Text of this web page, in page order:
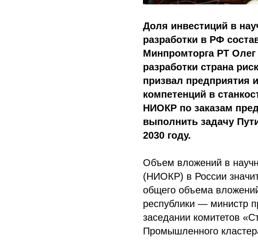
Доля инвестиций в
разработки в РФ
Минпромторга РТ
разработки страна
призвал предприятия
компетенций в
НИОКР по заказам
выполнить задачу
2030 году.
Объем вложений в
(НИОКР) в России
общего объема
республики — министр
заседании комитетов
Промышленного